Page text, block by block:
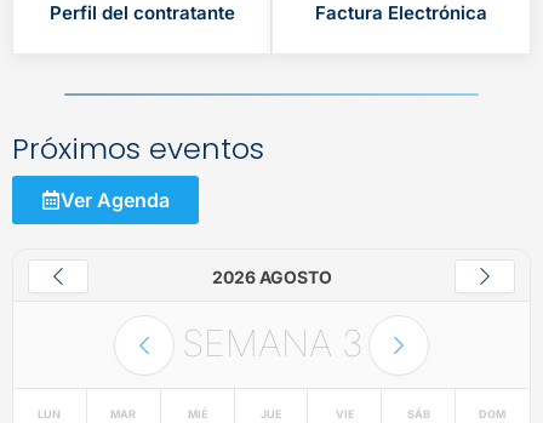
Perfil del contratante Factura Electrónica
Próximos eventos
Ver Agenda
2026 AGOSTO
SEMANA 3
LUN MAR MIÉ JUE VIE SÁB DOM